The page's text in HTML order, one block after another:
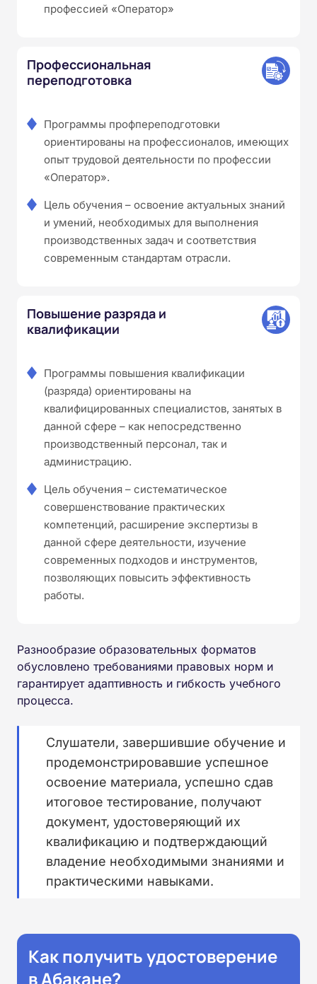
профессией «Оператор»
Профессиональная
переподготовка
Программы профпереподготовки
ориентированы на профессионалов, имеющих
опыт трудовой деятельности по профессии
«Оператор».
Цель обучения – освоение актуальных знаний
и умений, необходимых для выполнения
производственных задач и соответствия
современным стандартам отрасли.
Повышение разряда и
квалификации
Программы повышения квалификации
(разряда) ориентированы на
квалифицированных специалистов, занятых в
данной сфере – как непосредственно
производственный персонал, так и
администрацию.
Цель обучения – систематическое
совершенствование практических
компетенций, расширение экспертизы в
данной сфере деятельности, изучение
современных подходов и инструментов,
позволяющих повысить эффективность
работы.
Разнообразие образовательных форматов
обусловлено требованиями правовых норм и
гарантирует адаптивность и гибкость учебного
процесса.
Слушатели, завершившие обучение и
продемонстрировавшие успешное
освоение материала, успешно сдав
итоговое тестирование, получают
документ, удостоверяющий их
квалификацию и подтверждающий
владение необходимыми знаниями и
практическими навыками.
Как получить удостоверение
в Абакане?